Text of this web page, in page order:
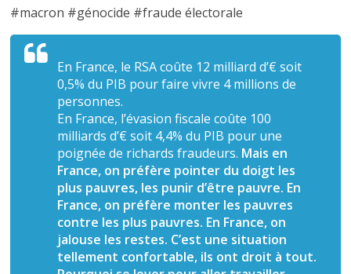
#macron #génocide #fraude électorale
En France, le RSA coûte 12 milliard d’€ soit
0,5% du PIB pour faire vivre 4 millions de
personnes.
En France, l’évasion fiscale coûte 100
milliards d’€ soit 4,4% du PIB pour une
poignée de richards fraudeurs. Mais en
France, on préfère pointer du doigt les
plus pauvres, les punir d’être pauvre. En
France, on préfère monter les pauvres
contre les plus pauvres. En France, on
jalouse les restes. C’est une situation
tellement confortable, ils ont droit à tout.